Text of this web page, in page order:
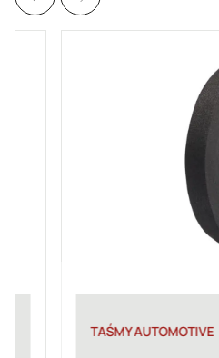
TAŚMY AUTOMOTIVE